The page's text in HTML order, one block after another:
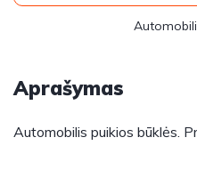
Aprašymas
Automobilis puikios būklės.